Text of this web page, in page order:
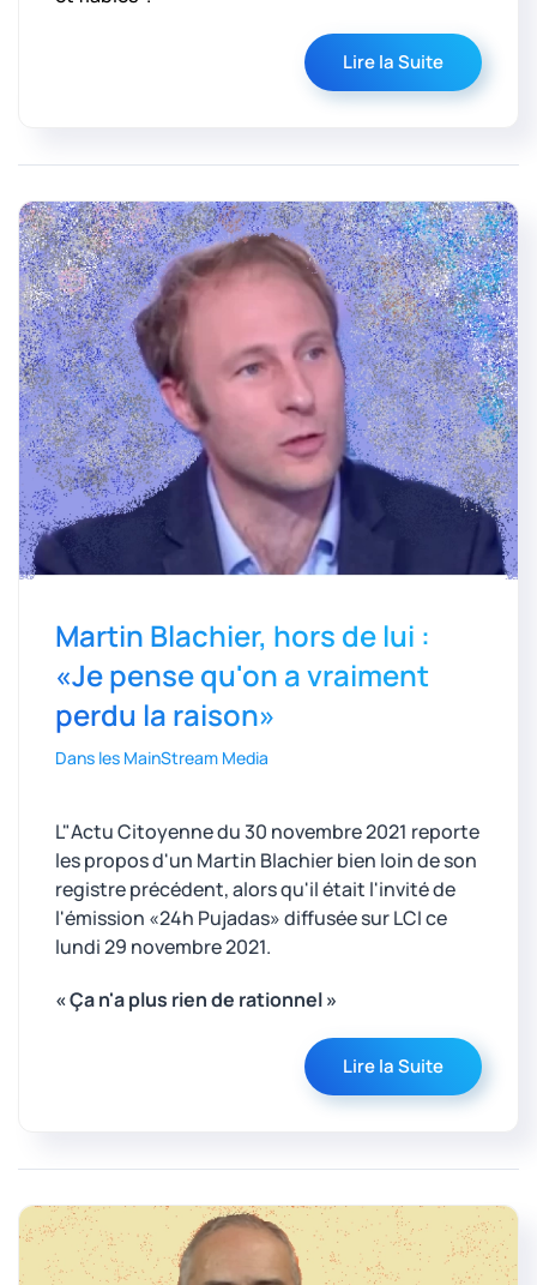
Lire la Suite
Martin Blachier, hors de lui :
«Je pense qu'on a vraiment
perdu la raison»
Dans les MainStream Media
L"Actu Citoyenne du 30 novembre 2021 reporte
les propos d'un Martin Blachier bien loin de son
registre précédent, alors qu'il était l'invité de
l'émission «24h Pujadas» diffusée sur LCI ce
lundi 29 novembre 2021.
« Ça n'a plus rien de rationnel »
Lire la Suite